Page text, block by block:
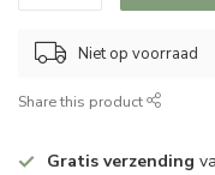
Niet op voorraad
Share this product
Gratis verzending